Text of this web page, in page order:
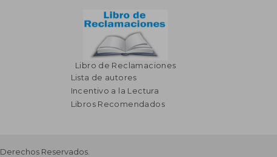
Libro de Reclamaciones
Lista de autores
Incentivo a la Lectura
Libros Recomendados
Derechos Reservados.